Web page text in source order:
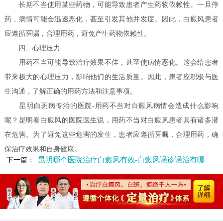
长期不当使用某些药物，可能导致患者产生药物依赖性。一旦停
药，病情可能会迅速恶化，甚至引发其他并发症。因此，白癜风患者
应遵循医嘱，合理用药，避免产生药物依赖性。
四、心理压力
用药不当可能导致治疗效果不佳，甚至使病情恶化。这会给患者
带来极大的心理压力，影响他们的生活质量。因此，患者应积极与医
生沟通，了解正确的用药方法和注意事项。
昆明白斑病专治的医院-用药不当对白癜风病情会造成什么影响
呢？昆明看白癜风的医院医生说，用药不当对白癜风患者具有诸多潜
在危害。为了避免这些危害的发生，患者应遵循医嘱，合理用药，确
保治疗效果和自身健康。
下一篇：
昆明哪个医院治疗白癜风有效-白癜风误诊误治有哪些危害呢